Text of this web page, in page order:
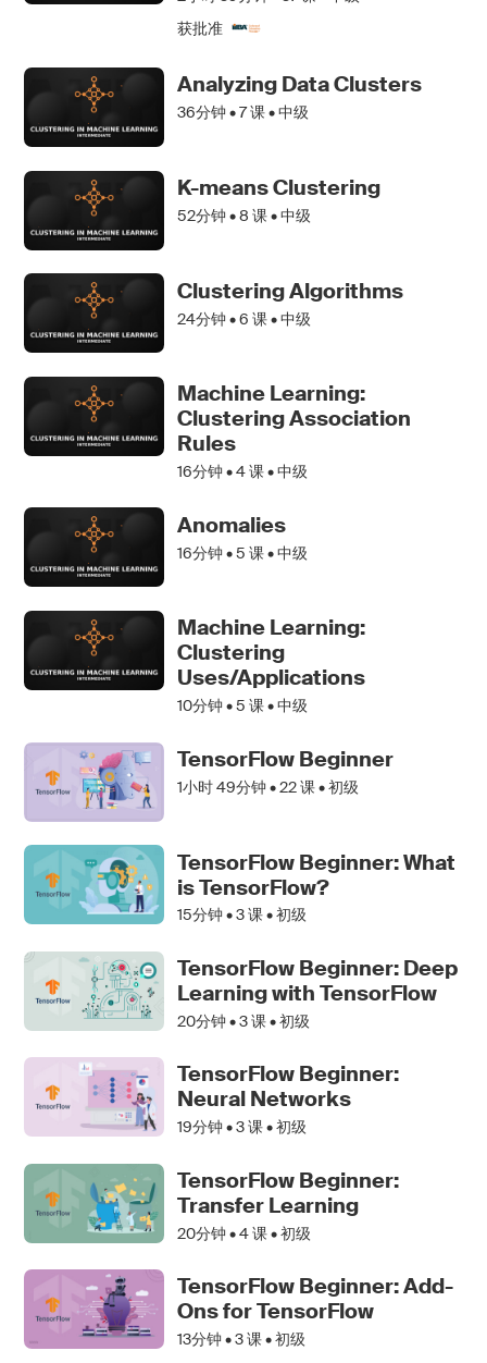
获批准
Analyzing Data Clusters
36分钟 •7课 • 中级
K-means Clustering
52分钟 •8 课 • 中级
Clustering Algorithms
24分钟 •6 课 • 中级
Machine Learning:
Clustering Association
Rules
16分钟 •4课 • 中级
Anomalies
16分钟 •5 课 • 中级
Machine Learning:
Clustering
Uses/Applications
10分钟 •5 课 • 中级
TensorFlow Beginner
1小时 49分钟 •22课 • 初级
TensorFlow Beginner: What
is TensorFlow?
15分钟 •3课 • 初级
TensorFlow Beginner: Deep
Learning with TensorFlow
20分钟 •3课 • 初级
TensorFlow Beginner:
Neural Networks
19分钟 •3课 • 初级
TensorFlow Beginner:
Transfer Learning
20分钟 •4课 • 初级
TensorFlow Beginner: Add-
Ons for TensorFlow
13分钟 •3课 • 初级